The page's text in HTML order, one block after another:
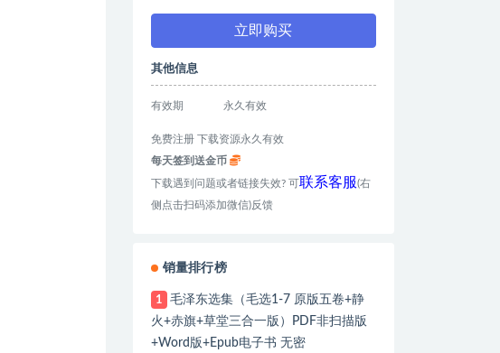
立即购买
其他信息
有效期 永久有效
免费注册 下载资源永久有效
每天签到送金币
下载遇到问题或者链接失效? 可联系客服(右
侧点击扫码添加微信)反馈
销量排行榜
1
毛泽东选集（毛选1-7 原版五卷+静
火+赤旗+草堂三合一版）PDF非扫描版
+Word版+Epub电子书 无密